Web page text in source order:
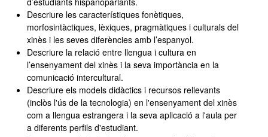
Descriure les característiques fonètiques,
morfosintàctiques, lèxiques, pragmàtiques i culturals del
xinès i les seves diferències amb l’espanyol.
Descriure la relació entre llengua i cultura en
l’ensenyament del xinès i la seva importància en la
comunicació intercultural.
Descriure els models didàctics i recursos rellevants
(inclòs l'ús de la tecnologia) en l'ensenyament del xinès
com a llengua estrangera i la seva aplicació a l'aula per
a diferents perfils d'estudiant.